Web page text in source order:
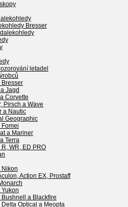
Bresser
letadel
Bresser
Jagd
Corvette
Pirsch a Wave
a Nautic
Geographic
a Mariner
Terra
R, WR, ED PRO
Nikon
Action EX, Prostaff
a Blackfire
Optical a Meopta